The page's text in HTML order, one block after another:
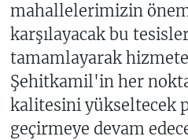
mahallelerimizin
karşılayacak bu
tamamlayarak hizmete
Şehitkamil'in her
kalitesini yükseltecek
geçirmeye devam